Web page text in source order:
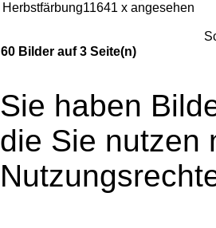
Herbstfärbung11641 x angesehen
60 Bilder auf 3 Seite(n)
Sie haben
die Sie nutzen